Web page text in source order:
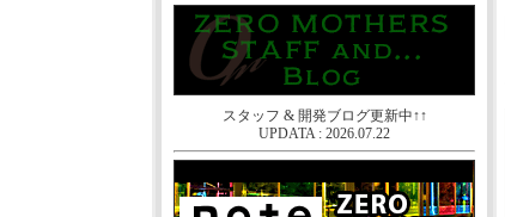
スタッフ & 開発ブログ更新中↑↑
UPDATA : 2026.07.22